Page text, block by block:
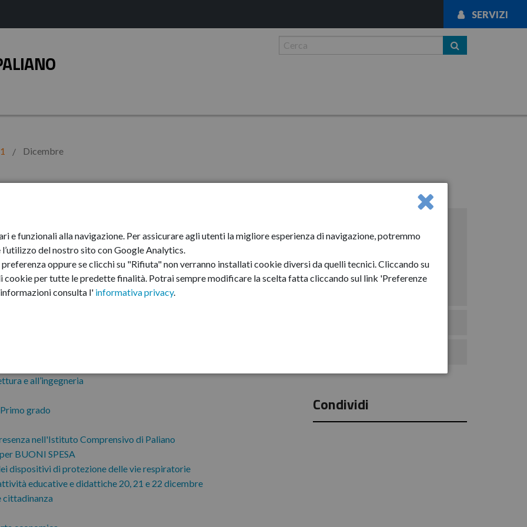
e funzionali alla navigazione. Per assicurare agli utenti la migliore esperienza di navigazione, potremmo
del nostro sito con Google Analytics.
preferenza oppure se clicchi su "Rifiuta" non verranno installati cookie diversi da quelli tecnici. Cliccando su
cookie per tutte le predette finalità. Potrai sempre modificare la scelta fatta cliccando sul link 'Preferenze
consulta l' informativa privacy.
SERVIZI
Dicembre
pubblico e partecipazione
Demografici
e all’ingegneria
grado
nell'Istituto Comprensivo di Paliano
BUONI SPESA
dispositivi di protezione delle vie respiratorie
educative e didattiche 20, 21 e 22 dicembre
cittadinanza
Anno-2024
Anno-2025
Condividi